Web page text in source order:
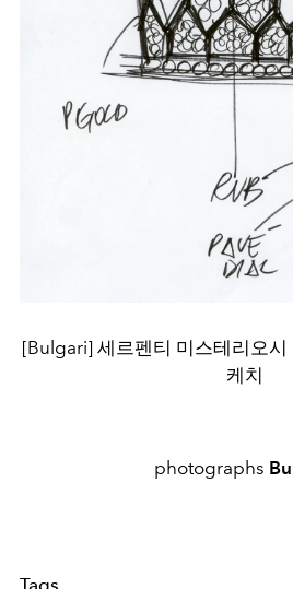
[Bulgari] 세르펜티 미스테리오
케치
photographs